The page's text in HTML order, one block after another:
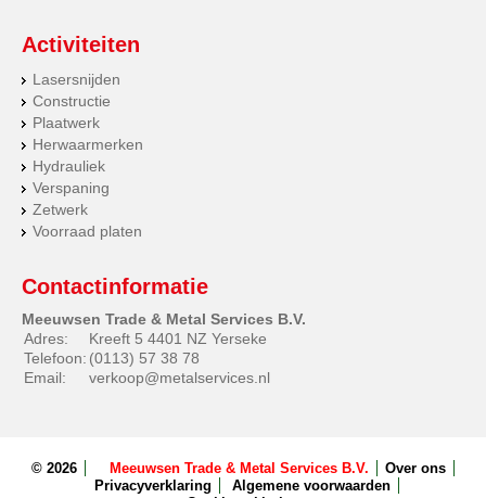
Activiteiten
Lasersnijden
Constructie
Plaatwerk
Herwaarmerken
Hydrauliek
Verspaning
Zetwerk
Voorraad platen
Contactinformatie
Meeuwsen Trade & Metal Services B.V.
Adres:
Kreeft 5 4401 NZ Yerseke
Telefoon: (0113) 57 38 78
Email:
verkoop@metalservices.nl
© 2026 Meeuwsen Trade & Metal Services B.V.
Over ons
Privacyverklaring
Algemene voorwaarden